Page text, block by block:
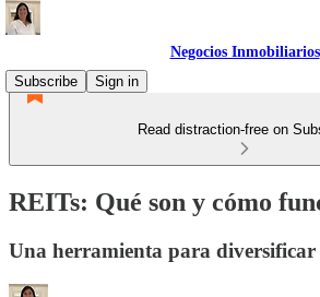
Negocios Inmobiliarios
Subscribe
Sign in
Read distraction-free on
REITs: Qué son y cómo
Una herramienta para diversificar